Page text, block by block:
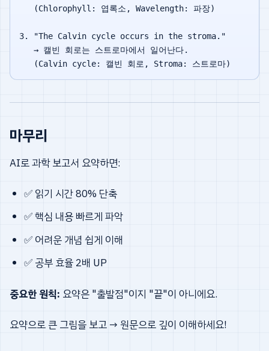
   (Chlorophyll: 엽록소, Wavelength: 파장)
3. "The Calvin cycle occurs in the stroma."
   → 캘빈 회로는 스트로마에서 일어난다.
마무리
AI로 과학 보고서 요약하면:
✅ 읽기 시간 80% 단축
✅ 핵심 내용 빠르게 파악
✅ 어려운 개념 쉽게 이해
✅ 공부 효율 2배 UP
중요한 원칙: 요약은 "출발점"이지 "끝"이 아니에요.
요약으로 큰 그림을 보고 → 원문으로 깊이 이해하세요!